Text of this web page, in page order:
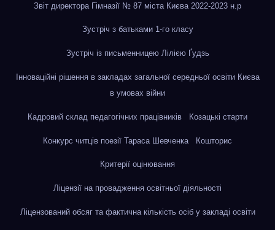
Звіт директора Гімназії № 87 міста Києва 2022-2023 н.р
Зустріч з батьками 1-го класу
Зустріч із письменницею Лілією Ґудзь
Інноваційні рішення в закладах загальної середньої освіти Києва
в умовах війни
Кадровий склад педагогічних працівників Козацькі старти
Конкурс читців поезії Тараса Шевченка Кошторис
Критерії оцінювання
Ліцензії на провадження освітньої діяльності
Ліцензований обсяг та фактична кількість осіб у закладі освіти